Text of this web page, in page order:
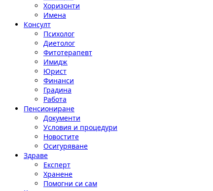
Хоризонти
Имена
Консулт
Психолог
Диетолог
Фитотерапевт
Имидж
Юрист
Финанси
Градина
Работа
Пенсиониране
Документи
Условия и процедури
Новостите
Осигуряване
Здраве
Експерт
Хранене
Помогни си сам